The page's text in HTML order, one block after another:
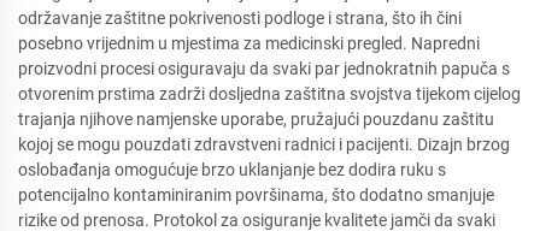
održavanje zaštitne pokrivenosti podloge i strana, što ih čini
posebno vrijednim u mjestima za medicinski pregled. Napredni
proizvodni procesi osiguravaju da svaki par jednokratnih papuča s
otvorenim prstima zadrži dosljedna zaštitna svojstva tijekom cijelog
trajanja njihove namjenske uporabe, pružajući pouzdanu zaštitu
kojoj se mogu pouzdati zdravstveni radnici i pacijenti. Dizajn brzog
oslobađanja omogućuje brzo uklanjanje bez dodira ruku s
potencijalno kontaminiranim površinama, što dodatno smanjuje
rizike od prenosa. Protokol za osiguranje kvalitete jamči da svaki